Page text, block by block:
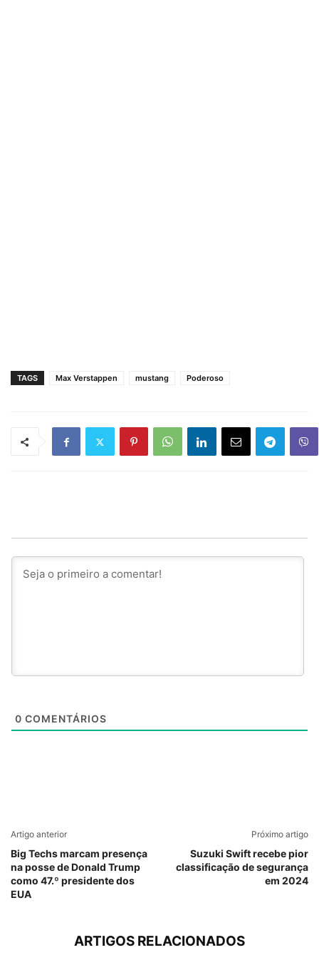
TAGS Max Verstappen mustang Poderoso
0 COMENTÁRIOS
Artigo anterior
Big Techs marcam presença
na posse de Donald Trump
como 47.º presidente dos
EUA
Próximo artigo
Suzuki Swift recebe pior
classificação de segurança
em 2024
ARTIGOS RELACIONADOS